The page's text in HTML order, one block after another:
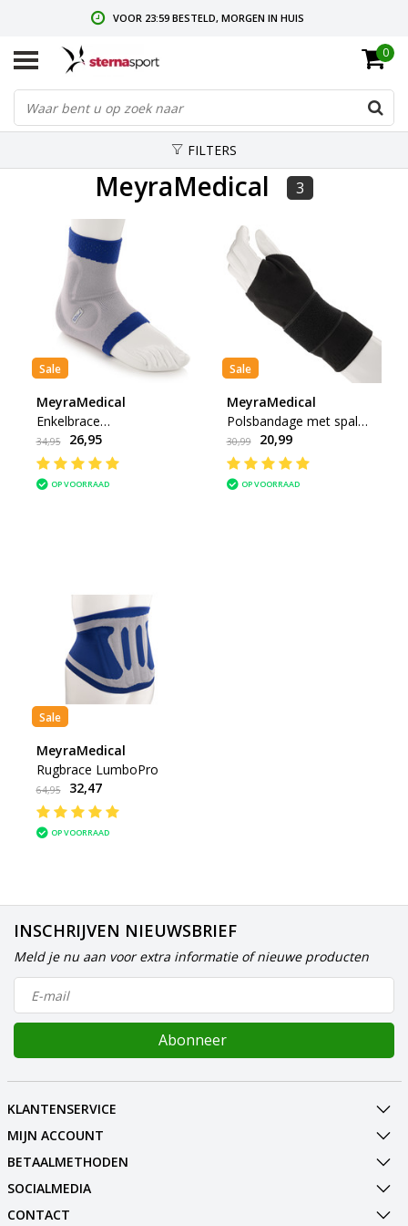
VOOR 23:59 BESTELD, MORGEN IN HUIS
GRATIS RETOURNEREN & RUILEN
0
FILTERS
MeyraMedical 3
Sale
MeyraMedical
Enkelbrace
MalleoMedical
34,95 26,95
OP VOORRAAD
Sale
MeyraMedical
Polsbandage met spalk
ManuComfort
30,99 20,99
OP VOORRAAD
Sale
MeyraMedical
Rugbrace LumboPro
64,95 32,47
OP VOORRAAD
INSCHRIJVEN NIEUWSBRIEF
Meld je nu aan voor extra informatie of nieuwe producten
Abonneer
KLANTENSERVICE
MIJN ACCOUNT
BETAALMETHODEN
SOCIALMEDIA
CONTACT